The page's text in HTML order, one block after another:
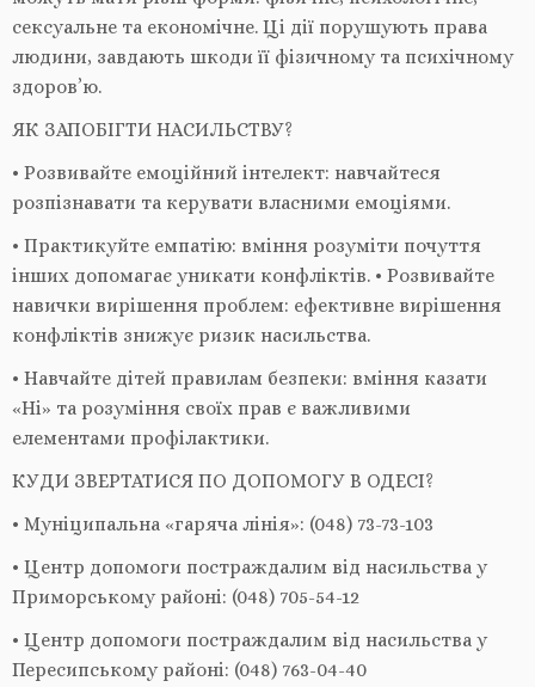
сексуальне та економічне. Ці дії порушують права
людини, завдають шкоди її фізичному та психічному
здоров’ю.
ЯК ЗАПОБІГТИ НАСИЛЬСТВУ?
• Розвивайте емоційний інтелект: навчайтеся
розпізнавати та керувати власними емоціями.
• Практикуйте емпатію: вміння розуміти почуття
інших допомагає уникати конфліктів. • Розвивайте
навички вирішення проблем: ефективне вирішення
конфліктів знижує ризик насильства.
• Навчайте дітей правилам безпеки: вміння казати
«Ні» та розуміння своїх прав є важливими
елементами профілактики.
КУДИ ЗВЕРТАТИСЯ ПО ДОПОМОГУ В ОДЕСІ?
• Муніципальна «гаряча лінія»: (048) 73-73-103
• Центр допомоги постраждалим від насильства у
Приморському районі: (048) 705-54-12
• Центр допомоги постраждалим від насильства у
Пересипському районі: (048) 763-04-40